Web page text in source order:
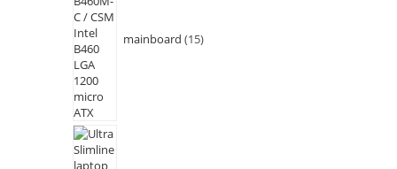
mainboard 15